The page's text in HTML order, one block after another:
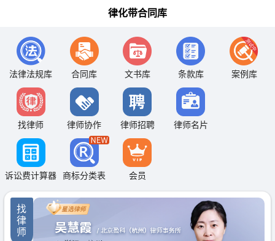
律化带合同库
法律法规库 合同库 文书库 条款库 案例库
找律师 律师协作 律师招聘 律师名片
诉讼费计算器 商标分类表 会员
找
律
师